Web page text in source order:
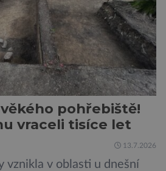
pohřebiště!
vraceli tisíce let
13.7.2026
vznikla v oblasti u dnešní